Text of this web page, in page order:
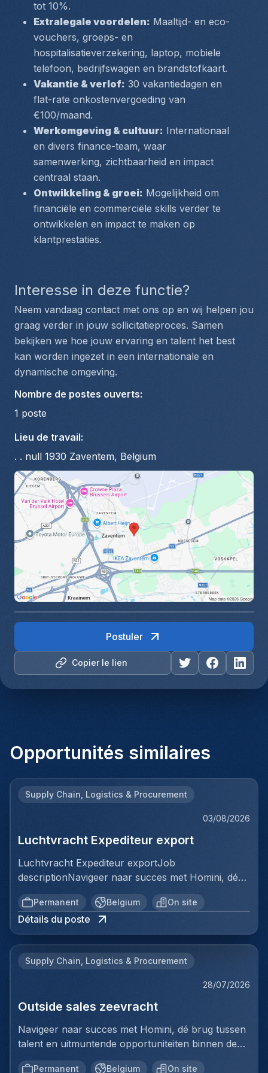
tot 10%.
Extralegale voordelen: Maaltijd- en eco-
vouchers, groeps- en
hospitalisatieverzekering, laptop, mobiele
telefoon, bedrijfswagen en brandstofkaart.
Vakantie & verlof: 30 vakantiedagen en
flat-rate onkostenvergoeding van
€100/maand.
Werkomgeving & cultuur: Internationaal
en divers finance-team, waar
samenwerking, zichtbaarheid en impact
centraal staan.
Ontwikkeling & groei: Mogelijkheid om
financiële en commerciële skills verder te
ontwikkelen en impact te maken op
klantprestaties.
Interesse in deze functie?
Neem vandaag contact met ons op en wij helpen jou
graag verder in jouw sollicitatieproces. Samen
bekijken we hoe jouw ervaring en talent het best
kan worden ingezet in een internationale en
dynamische omgeving.
Nombre de postes ouverts:
1 poste
Lieu de travail:
. . null 1930 Zaventem, Belgium
Copier le lien
Postuler
Opportunités similaires
Supply Chain, Logistics & Procurement
03/08/2026
Luchtvracht Expediteur export
Luchtvracht Expediteur exportJob
descriptionNavigeer naar succes met Homini, dé
brug tussen talent en uitmuntende opportuniteiten
binnen de arbeidsmarkt. Als voorloper in
wervingsdiensten, matchen we toptalent met
topbedrijven in diverse sectoren. Met onze
relaties en succesvolle plaatsingen. Bij Homini staat
keer op keer.Voor ons team logistiek & distributie
zoeken we: Luchtvracht Expediteur export Jouw
functie maak je deel uit van de luchtvrachtafdeling
en zorg je ervoor dat exportdossiers correct en
tijdig worden verwerkt. Je bent verantwoordelijk
Permanent Belgium On site
Détails du poste
Supply Chain, Logistics & Procurement
28/07/2026
Outside sales zeevracht
Navigeer naar succes met Homini, dé brug tussen
talent en uitmuntende opportuniteiten binnen de
arbeidsmarkt.Als voorloper in wervingsdiensten,
Permanent Belgium On site